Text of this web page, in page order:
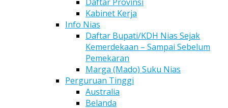
Kabinet Kerja
Info Nias
Daftar Bupati/KDH Nias Sejak
Kemerdekaan – Sampai Sebelum
Pemekaran
Marga (Mado) Suku Nias
Perguruan Tinggi
Australia
Belanda